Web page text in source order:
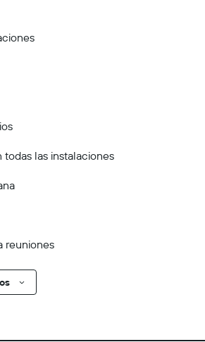
las instalaciones
reuniones